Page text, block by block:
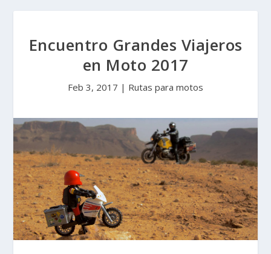
Encuentro Grandes Viajeros
en Moto 2017
Feb 3, 2017 | Rutas para motos